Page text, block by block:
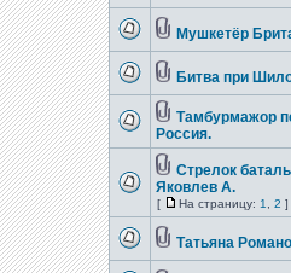
Мушкетёр
Битва при
Тамбурмажор
Россия.
Стрелок
Яковлев А.
[ На страницу: 1 2 ]
Татьяна